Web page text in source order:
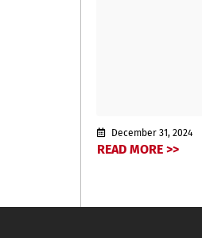
December 31, 2024
READ MORE >>